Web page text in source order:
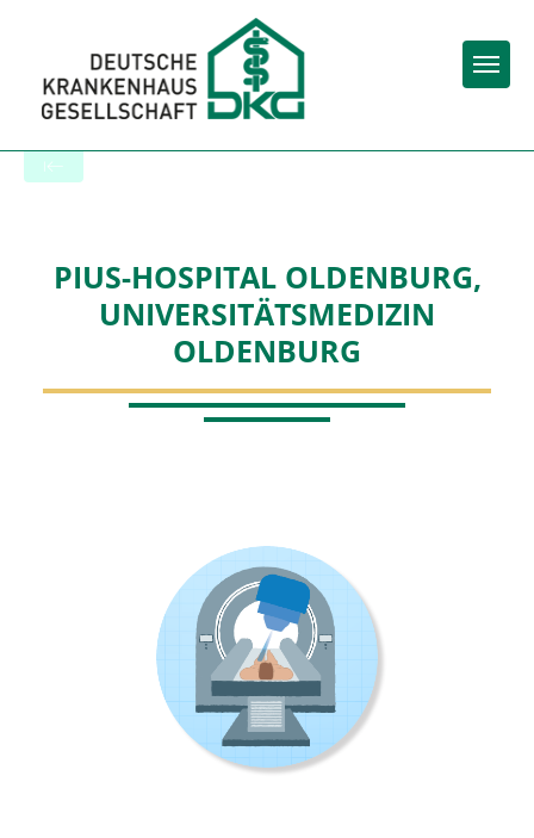
PIUS-HOSPITAL OLDENBURG,
UNIVERSITÄTSMEDIZIN
OLDENBURG